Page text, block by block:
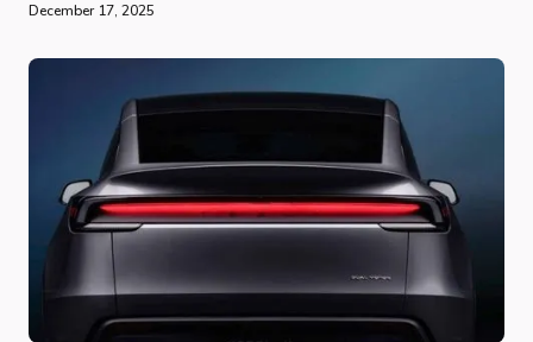
December 17, 2025